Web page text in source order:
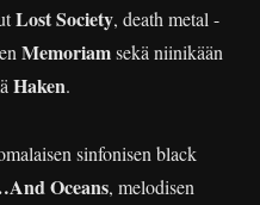
Lost Society, death metal -
Memoriamsekä niinikään
Haken.
sinfonisen black
Oceans, melodisen